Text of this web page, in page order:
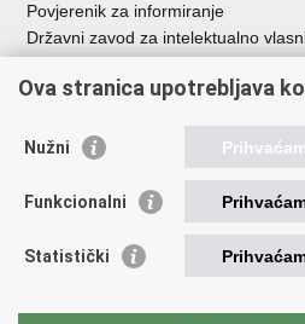
Povjerenik za informiranje
Državni zavod za intelektualno
HAKOM
Ostale poveznice
Hrvatski audiovizualni centar
Creative Europe
EU National Institutes for Culture
Ova stranica upotrebljava
Nužni Prihvaćam
Funkcionalni
Statistički